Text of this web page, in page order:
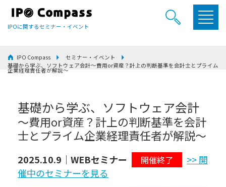
IPOに関するセミナー・イベント
IPO Compass
セミナー・イベント
基礎から学ぶ、ソフトウェア会計～費用or資産？計上の判断基準を会計士とプライム
企業経理責任者が解説～
基礎から学ぶ、ソフトウェア会計
～費用or資産？計上の判断基準を会計
士とプライム企業経理責任者が解説～
2025.10.9｜WEBセミナー 開催終了
>> 開
催中のセミナーを見る